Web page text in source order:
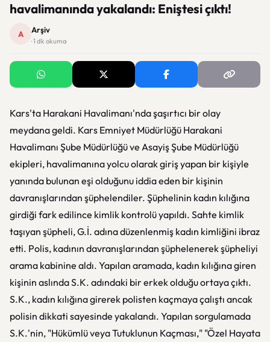
havalimanında yakalandı: Eniştesi çıktı!
A Arşiv
· 1 dk okuma
Kars'ta Harakani Havalimanı'nda şaşırtıcı bir olay
meydana geldi. Kars Emniyet Müdürlüğü Harakani
Havalimanı Şube Müdürlüğü ve Asayiş Şube Müdürlüğü
ekipleri, havalimanına yolcu olarak giriş yapan bir kişiyle
yanında bulunan eşi olduğunu iddia eden bir kişinin
davranışlarından şüphelendiler. Şüphelinin kadın kılığına
girdiği fark edilince kimlik kontrolü yapıldı. Sahte kimlik
taşıyan şüpheli, G.İ. adına düzenlenmiş kadın kimliğini ibraz
etti. Polis, kadının davranışlarından şüphelenerek şüpheliyi
arama kabinine aldı. Yapılan aramada, kadın kılığına giren
kişinin aslında S.K. adındaki bir erkek olduğu ortaya çıktı.
S.K., kadın kılığına girerek polisten kaçmaya çalıştı ancak
polisin dikkati sayesinde yakalandı. Yapılan sorgulamada
S.K.'nin, "Hükümlü veya Tutuklunun Kaçması," "Özel Hayata